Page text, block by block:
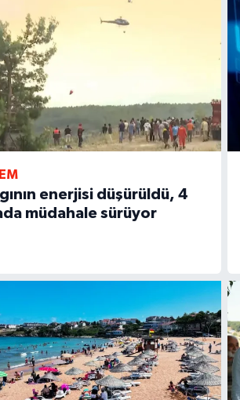
enerjisi düşürüldü, 4
müdahale sürüyor